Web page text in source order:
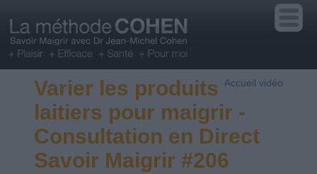
Accueil vidéo
Varier les produits
laitiers pour maigrir -
Consultation en Direct
Savoir Maigrir #206